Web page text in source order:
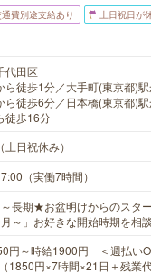
通費別途支給あり 土日祝日が
代田区
ら徒歩1分／大手町(東京都)
ら徒歩6分／日本橋(東京都)
徒歩16分
土日祝休み）
（実働7時間）
長期★お盆明けからのスタ
～」お好きな開始時期を相
円～時給1900円 ＜週払い
1850円×7時間×21日＋残業代